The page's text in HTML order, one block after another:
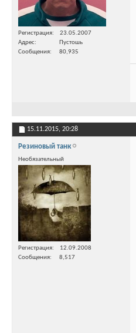
Регистрация
23.05.2007
Адрес
Пустошь
Сообщения
80,935
15.11.2015, 20:28
Резиновый танк
Необязательный
Регистрация
12.09.2008
Сообщения
8,517